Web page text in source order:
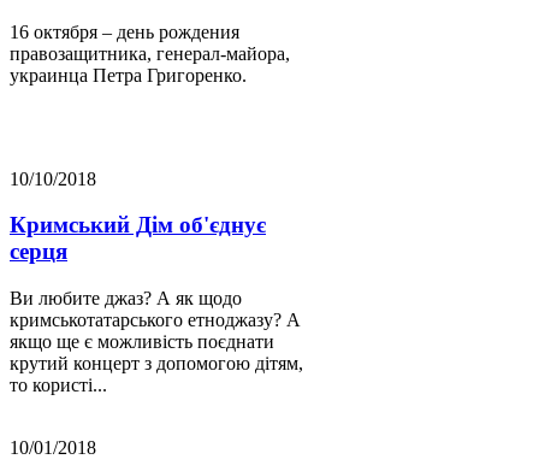
16 октября – день рождения
правозащитника, генерал-майора,
украинца Петра Григоренко.
10/10/2018
Кримський Дім об'єднує
серця
Ви любите джаз? А як щодо
кримськотатарського етноджазу? А
якщо ще є можливість поєднати
крутий концерт з допомогою дітям,
то користі...
10/01/2018